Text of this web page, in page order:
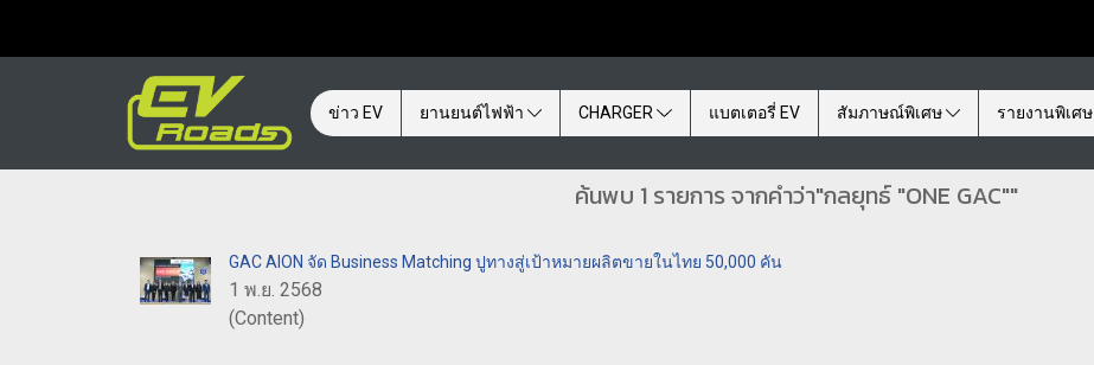
ข่าว EV ยานยนต์ไฟฟ้า CHARGER แบตเตอรี่ EV สัมภาษณ์พิเศษ รายงานพิเศษ
ค้นพบ 1 รายการ จากคำว่า"กลยุทธ์ "ONE GAC""
GAC AION จัด Business Matching ปูทางสู่เป้าหมายผลิตขายในไทย 50,000 คัน
1 พ.ย. 2568
(Content)